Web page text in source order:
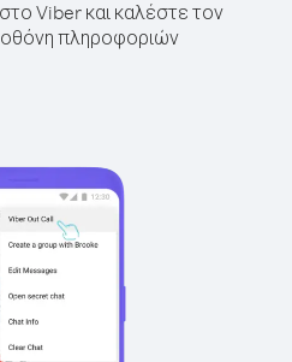
Viber και καλέστε τον
οθόνη πληροφοριών